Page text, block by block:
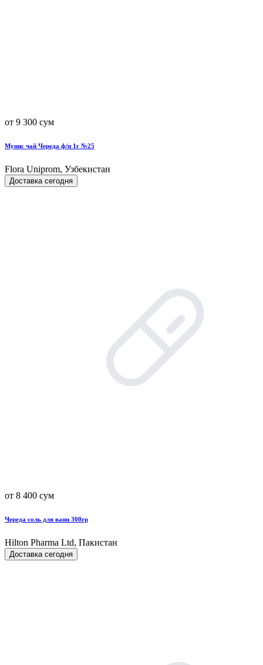
от 9 300 сум
Мунис чай Череда ф/п 1г №25
Flora Uniprom, Узбекистан
Доставка сегодня
от 8 400 сум
Череда соль для ванн 300гр
Hilton Pharma Ltd, Пакистан
Доставка сегодня